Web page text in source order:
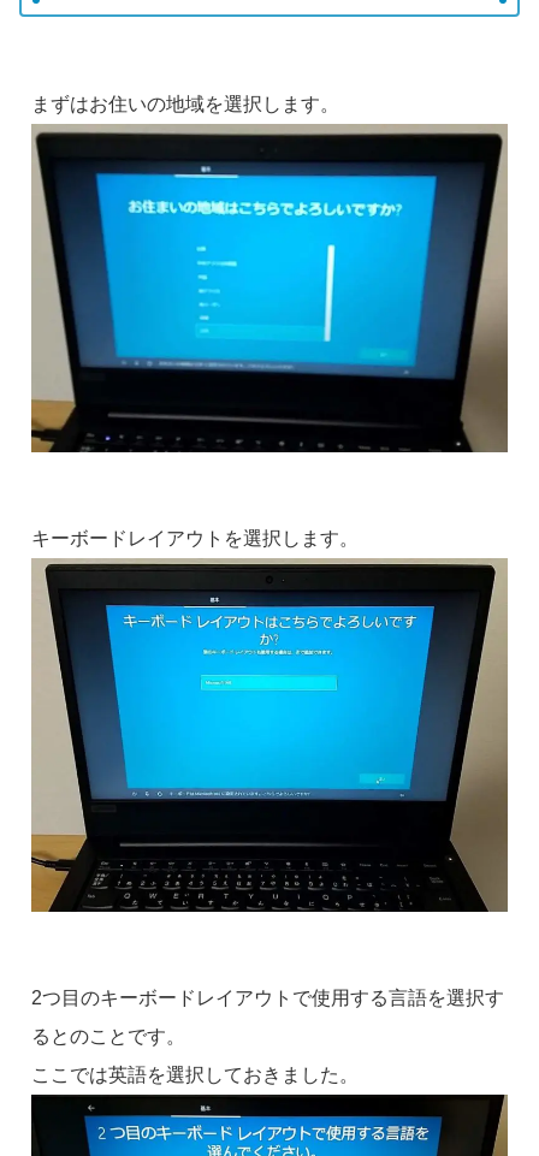
まずはお住いの地域を選択します。
キーボードレイアウトを選択します。
2つ目のキーボードレイアウトで使用する言語を選択す
るとのことです。
ここでは英語を選択しておきました。